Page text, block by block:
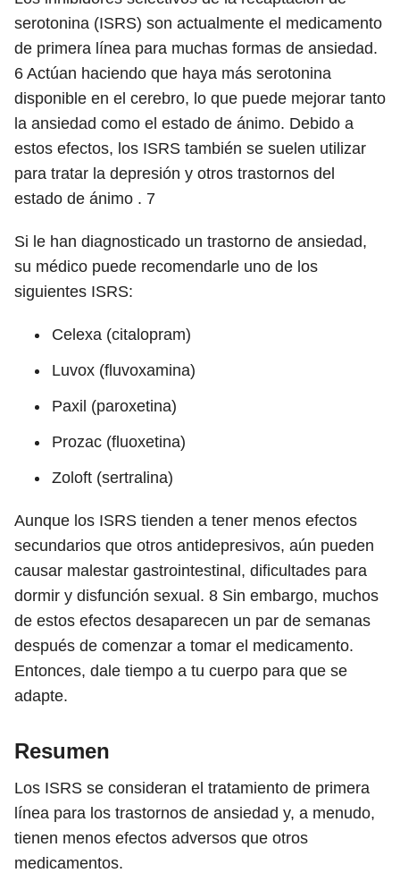
serotonina (ISRS) son actualmente el medicamento
de primera línea para muchas formas de ansiedad.
6 Actúan haciendo que haya más serotonina
disponible en el cerebro, lo que puede mejorar tanto
la ansiedad como el estado de ánimo. Debido a
estos efectos, los ISRS también se suelen utilizar
para tratar la depresión y otros trastornos del
estado de ánimo . 7
Si le han diagnosticado un trastorno de ansiedad,
su médico puede recomendarle uno de los
siguientes ISRS:
Celexa (citalopram)
Luvox (fluvoxamina)
Paxil (paroxetina)
Prozac (fluoxetina)
Zoloft (sertralina)
Aunque los ISRS tienden a tener menos efectos
secundarios que otros antidepresivos, aún pueden
causar malestar gastrointestinal, dificultades para
dormir y disfunción sexual. 8 Sin embargo, muchos
de estos efectos desaparecen un par de semanas
después de comenzar a tomar el medicamento.
Entonces, dale tiempo a tu cuerpo para que se
adapte.
Resumen
Los ISRS se consideran el tratamiento de primera
línea para los trastornos de ansiedad y, a menudo,
tienen menos efectos adversos que otros
medicamentos.